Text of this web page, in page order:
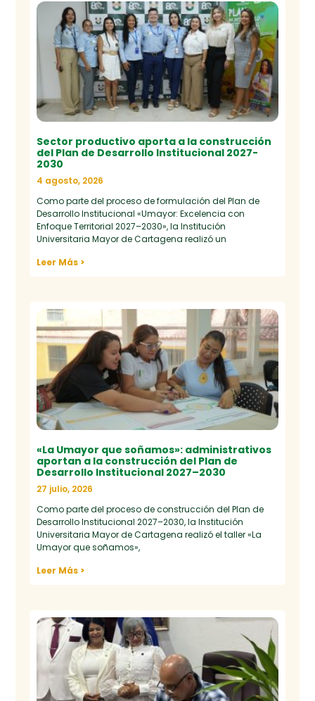
Sector productivo aporta a la construcción
del Plan de Desarrollo Institucional 2027-
2030
4 agosto, 2026
Como parte del proceso de formulación del Plan de
Desarrollo Institucional «Umayor: Excelencia con
Enfoque Territorial 2027–2030», la Institución
Universitaria Mayor de Cartagena realizó un
Leer Más >
«La Umayor que soñamos»: administrativos
aportan a la construcción del Plan de
Desarrollo Institucional 2027–2030
27 julio, 2026
Como parte del proceso de construcción del Plan de
Desarrollo Institucional 2027–2030, la Institución
Universitaria Mayor de Cartagena realizó el taller «La
Umayor que soñamos»,
Leer Más >